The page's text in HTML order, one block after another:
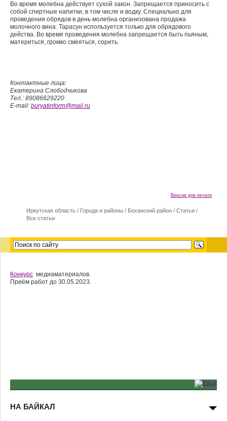
Во время молебна действует сухой закон. Запрещается приносить с
собой спиртные напитки, в том числе и водку. Специально для
проведения обрядов в день молебна организована продажа
молочного вина. Тарасун используется только для обрядового
действа. Во время проведения молебна запрещается быть пьяным,
материться, громко смеяться, сорить.
Контактные лица:
Екатерина Слободчикова
Тел.: 89086629220
E-mail: buryatinform@mail.ru
Версия для печати
Иркутская область / Города и районы / Боханский район / Статьи /
Все статьи
Конкурс медиаматериалов.
Приём работ до 30.05.2023.
НА БАЙКАЛ